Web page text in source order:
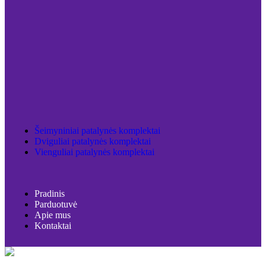
Šeimyniniai patalynės komplektai
Dviguliai patalynės komplektai
Vienguliai patalynės komplektai
Pradinis
Parduotuvė
Apie mus
Kontaktai